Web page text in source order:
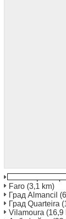
Faro (3,1 km)
Град Almancil
Град Quarteira
Vilamoura (16,9